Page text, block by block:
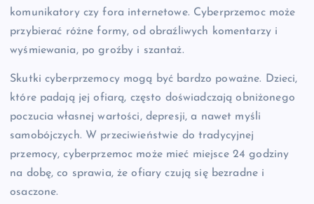
komunikatory czy fora internetowe. Cyberprzemoc może
przybierać różne formy, od obraźliwych komentarzy i
wyśmiewania, po groźby i szantaż.
Skutki cyberprzemocy mogą być bardzo poważne. Dzieci,
które padają jej ofiarą, często doświadczają obniżonego
poczucia własnej wartości, depresji, a nawet myśli
samobójczych. W przeciwieństwie do tradycyjnej
przemocy, cyberprzemoc może mieć miejsce 24 godziny
na dobę, co sprawia, że ofiary czują się bezradne i
osaczone.